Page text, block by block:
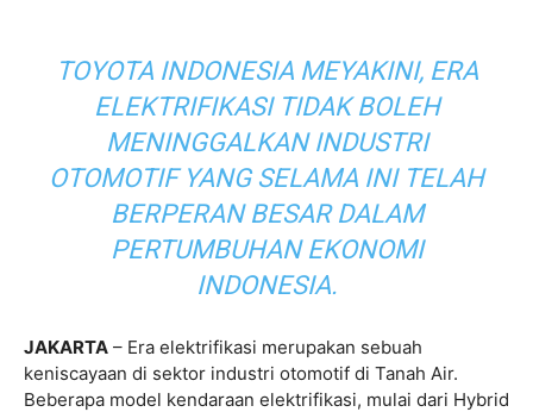
TOYOTA INDONESIA MEYAKINI, ERA
ELEKTRIFIKASI TIDAK BOLEH
MENINGGALKAN INDUSTRI
OTOMOTIF YANG SELAMA INI TELAH
BERPERAN BESAR DALAM
PERTUMBUHAN EKONOMI
INDONESIA.
JAKARTA – Era elektrifikasi merupakan sebuah
keniscayaan di sektor industri otomotif di Tanah Air.
Beberapa model kendaraan elektrifikasi, mulai dari Hybrid